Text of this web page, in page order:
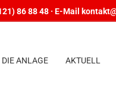
86 88 48 · E-Mail
DIE ANLAGE AKTUELL